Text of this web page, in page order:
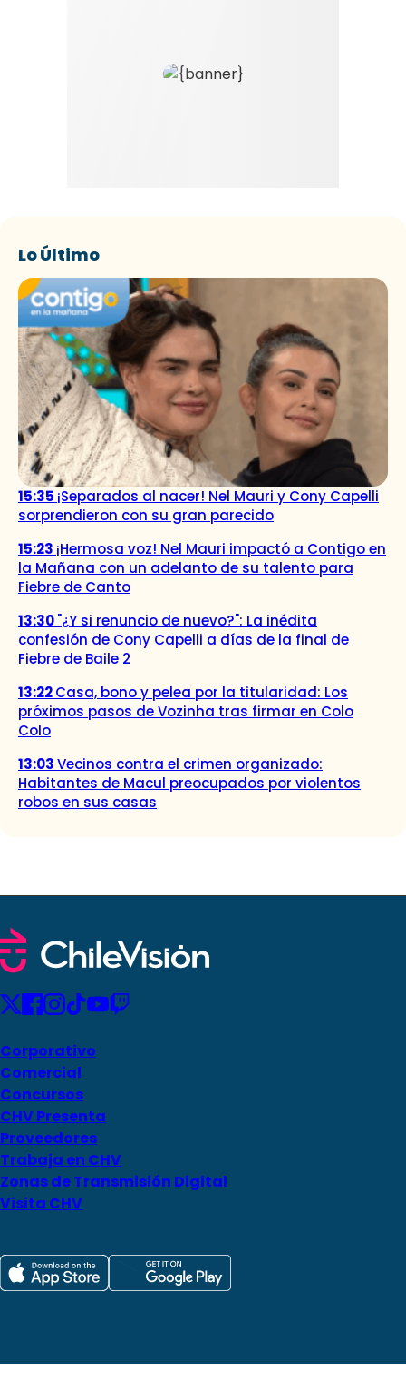
Lo Último
15:35 ¡Separados al nacer! Nel Mauri y Cony Capelli
sorprendieron con su gran parecido
15:23 ¡Hermosa voz! Nel Mauri impactó a Contigo en
la Mañana con un adelanto de su talento para
Fiebre de Canto
13:30"¿Y si renuncio de nuevo?": La inédita
confesión de Cony Capelli a días de la final de
Fiebre de Baile 2
13:22Casa, bono y pelea por la titularidad: Los
próximos pasos de Vozinha tras firmar en Colo
Colo
13:03Vecinos contra el crimen organizado:
Habitantes de Macul preocupados por violentos
robos en sus casas
Corporativo
Comercial
Concursos
CHV Presenta
Proveedores
Trabaja en CHV
Zonas de Transmisión Digital
Visita CHV